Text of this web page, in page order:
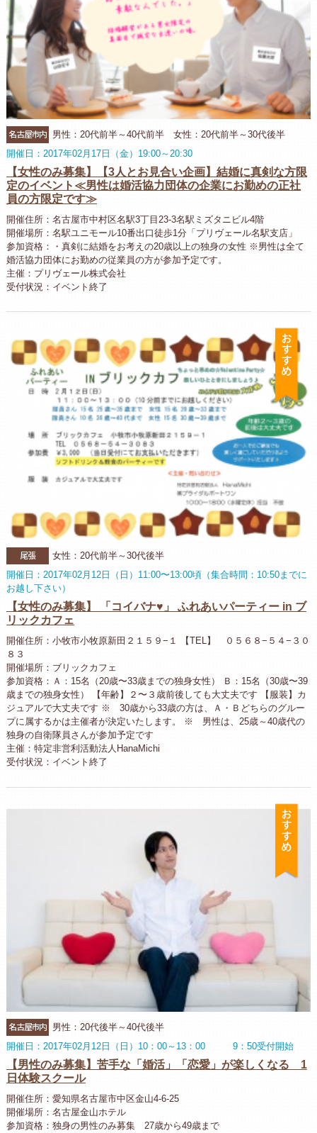
名古屋市内
男性：20代前半～40代前半 女性：20代前半～30代後半
開催日：2017年02月17日（金）19:00～20:30
【女性のみ募集】【3人とお見合い企画】結婚に真剣な方限
定のイベント≪男性は婚活協力団体の企業にお勤めの正社
員の方限定です≫
開催住所：名古屋市中村区名駅3丁目23-3名駅ミズタニビル4階
開催場所：名駅ユニモール10番出口徒歩1分「プリヴェール名駅支店」
参加資格：・真剣に結婚をお考えの20歳以上の独身の女性 ※男性は全て
婚活協力団体にお勤めの従業員の方が参加予定です。
主催：プリヴェール株式会社
受付状況：イベント終了
尾張
女性：20代前半～30代後半
開催日：2017年02月12日（日）11:00〜13:00頃（集合時間：10:50までに
お越し下さい）
【女性のみ募集】 「コイバナ♥」 ふれあいパーティー in ブ
リックカフェ
開催住所：小牧市小牧原新田２１５９−１ 【TEL】 ０５６８−５４−３０
８３
開催場所：ブリックカフェ
参加資格：Ａ：15名（20歳〜33歳までの独身女性） Ｂ：15名（30歳〜39
歳までの独身女性） 【年齢】２〜３歳前後しても大丈夫です 【服装】カ
ジュアルで大丈夫です ※ 30歳から33歳の方は、Ａ・Ｂどちらのグルー
プに属するかは主催者が決定いたします。 ※ 男性は、25歳～40歳代の
独身の自衛隊員さんが参加予定です
主催：特定非営利活動法人HanaMichi
受付状況：イベント終了
お
名古屋市内
男性：20代後半～40代後半
開催日：2017年02月12日（日）10：00～13：00 9：50受付開始
【男性のみ募集】苦手な「婚活」「恋愛」が楽しくなる 1
日体験スクール
開催住所：愛知県名古屋市中区金山4-6-25
開催場所：名古屋金山ホテル
参加資格：独身の男性のみ募集 27歳から49歳まで